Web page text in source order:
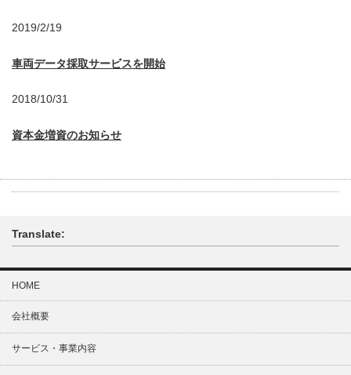
2019/2/19
車両データ採取サービスを開始
2018/10/31
資本金増資のお知らせ
Translate:
HOME
会社概要
サービス・事業内容